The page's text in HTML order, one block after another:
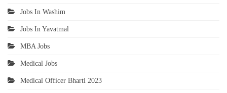
Jobs In Washim
Jobs In Yavatmal
MBA Jobs
Medical Jobs
Medical Officer Bharti 2023